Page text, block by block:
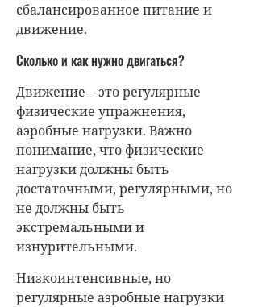
сбалансированное питание и
движение.
Сколько и как нужно двигаться?
Движение – это регулярные
физические упражнения,
аэробные нагрузки. Важно
понимание, что физические
нагрузки должны быть
достаточными, регулярными, но
не должны быть
экстремальными и
изнурительными.
Низкоинтенсивные, но
регулярные аэробные нагрузки